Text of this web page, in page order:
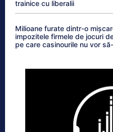
trainice cu liberalii
Milioane furate dintr-o
impozitele firmele de jocuri
pe care casinourile nu vor